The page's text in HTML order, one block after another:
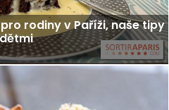
rodiny v Paříži, naše tipy